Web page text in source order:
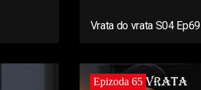
Vrata do vrata S04 Ep69
Epizoda 65